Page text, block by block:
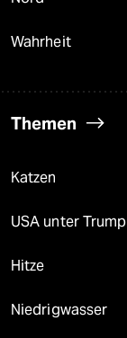
Wahrheit
Themen
Katzen
USA unter Trump
Hitze
Niedrigwasser